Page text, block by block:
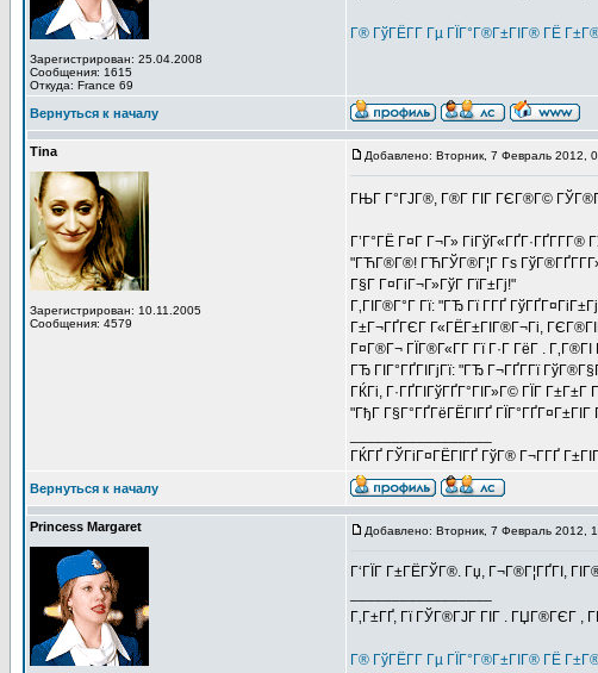
Зарегистрирован: 25.04.2008
Сообщения: 1615
Откуда: France 69
Г® ГўГЁГ­Г Гµ ГЇГ°Г®Г±ГІГ® ГЁ
Вернуться к началу
Tina
Зарегистрирован: 10.11.2005
Сообщения: 4579
Добавлено: Вторник, 7 Февраль 2012,
ГЊГ Г°ГЈГ®, Г®Г­ ГІГ ГЄГ®Г©
Г’Г°ГЁ Г¤Г Г¬Г»
"ГЋГ®Г®! ГЋГЎГ®Г¦Г Гѕ
Г§Г Г¤ГіГ¬Г»ГўГ ГїГ±Гј!"
Г‚ГІГ®Г°Г Гї: "ГЂ Гї Г­ГҐ
Г±Г¬ГҐГЄГ Г«ГЁГ±ГІГ®Г¬Гі,
Г¤Г®Г¬ ГЇГ®Г«Г­Г Гї Г·Г ГёГ .
ГЂ ГІГ°ГҐГІГјГї: "ГЂ Г¬ГҐГ­Гї
ГЌГі, Г·ГҐГІГўГҐГ°ГІГ»Г© ГЇГ
"ГђГ Г§Г°ГҐГёГЁГІГҐ
ГЌГҐ ГЎГіГ¤ГЁГІГҐ ГўГ® Г¬Г­ГҐ
Вернуться к началу
Princess Margaret Добавлено: Вторник, 7 Февраль 2012,
Г‘ГЇГ Г±ГЁГЎГ®. Гџ, Г¬Г®Г¦ГҐГІ,
Г‚Г±ГҐ, Гї ГЎГ®ГЈГ ГІГ . ГЏГ®ГЄГ ,
Г® ГўГЁГ­Г Гµ ГЇГ°Г®Г±ГІГ® ГЁ